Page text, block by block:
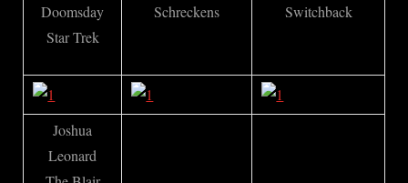
Doomsday
Star Trek
Schreckens
Switchback
Joshua
Leonard